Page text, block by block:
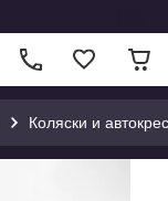
Коляски и